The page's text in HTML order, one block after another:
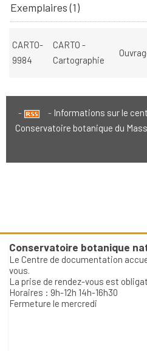
Exemplaires (1)
CARTO-
9984
CARTO -
Cartographie
Informations sur le
Conservatoire botanique du
Conservatoire botanique
Le Centre de documentation
vous.
La prise de rendez-vous est
Horaires : 9h-12h 14h-16h30
Fermeture le mercredi